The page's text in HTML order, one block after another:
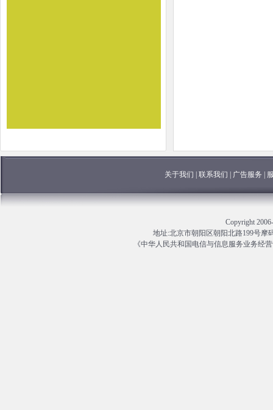
关于我们 联系我们 广告服务
Copyright
地址:北京市朝阳区朝阳北路199号摩
《中华人民共和国电信与信息服务业务经